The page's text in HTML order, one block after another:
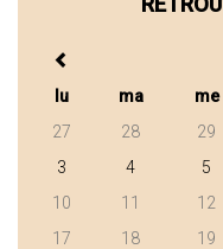
lu
ma me
27
28 29
3
4 5
10
11 12
17
18 19